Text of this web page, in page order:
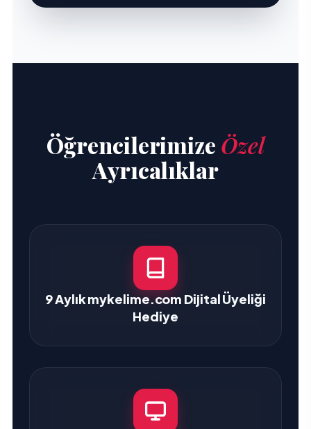
Öğrencilerimize Özel
Ayrıcalıklar
9 Aylık mykelime.com Dijital Üyeliği
Hediye